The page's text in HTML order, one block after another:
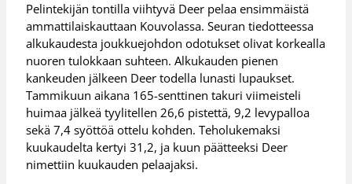
Pelintekijän tontilla viihtyvä Deer pelaa ensimmäistä
ammattilaiskauttaan Kouvolassa. Seuran tiedotteessa
alkukaudesta joukkuejohdon odotukset olivat korkealla
nuoren tulokkaan suhteen. Alkukauden pienen
kankeuden jälkeen Deer todella lunasti lupaukset.
Tammikuun aikana 165-senttinen takuri viimeisteli
huimaa jälkeä tyylitellen 26,6 pistettä, 9,2 levypalloa
sekä 7,4 syöttöä ottelu kohden. Teholukemaksi
kuukaudelta kertyi 31,2, ja kuun päätteeksi Deer
nimettiin kuukauden pelaajaksi.